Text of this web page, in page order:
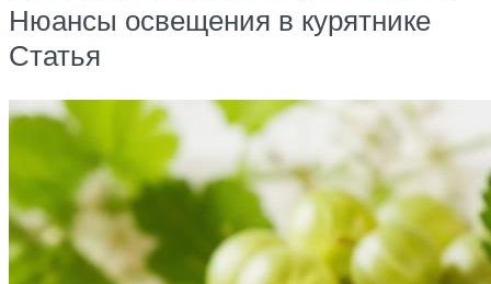
Нюансы освещения в курятнике
Статья